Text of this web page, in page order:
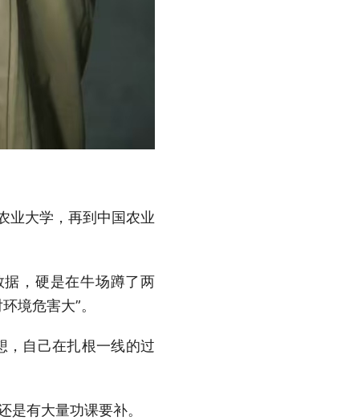
业大学，再到中国农业
，硬是在牛场蹲了两
境危害大”。
，自己在扎根一线的过
有大量功课要补。